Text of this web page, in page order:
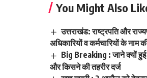
You Might Also
उत्तराखंड: राष्ट्रपति और
अधिकारियों व कर्मचारियों के नाम
Big Breaking : जाने क्यों हुई
और किसने की तहरीर दर्ज